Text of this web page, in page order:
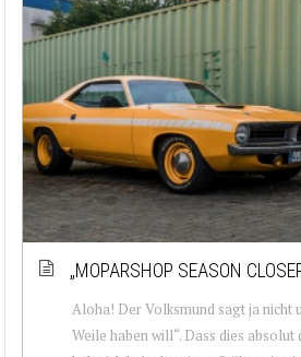
„MOPARSHOP SEASON
Aloha! Der Volksmund sagt ja nicht
Weile haben will“. Dass dies